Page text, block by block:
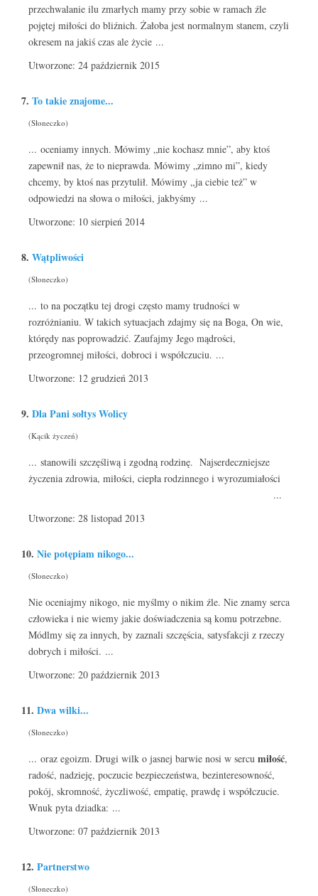
przechwalanie ilu zmarłych mamy przy sobie w ramach źle
pojętej miłości do bliźnich. Żałoba jest normalnym stanem, czyli
okresem na jakiś czas ale życie ...
Utworzone: 24 październik 2015
7. To takie znajome...
(Słoneczko)
... oceniamy innych. Mówimy „nie kochasz mnie”, aby ktoś
zapewnił nas, że to nieprawda. Mówimy „zimno mi”, kiedy
chcemy, by ktoś nas przytulił. Mówimy „ja ciebie też” w
odpowiedzi na słowa o miłości, jakbyśmy ...
Utworzone: 10 sierpień 2014
8. Wątpliwości
(Słoneczko)
... to na początku tej drogi często mamy trudności w
rozróżnianiu. W takich sytuacjach zdajmy się na Boga, On wie,
którędy nas poprowadzić. Zaufajmy Jego mądrości,
przeogromnej miłości, dobroci i współczuciu. ...
Utworzone: 12 grudzień 2013
9. Dla Pani sołtys Wolicy
(Kącik życzeń)
... stanowili szczęśliwą i zgodną rodzinę. Najserdeczniejsze
życzenia zdrowia, miłości, ciepła rodzinnego i wyrozumiałości
...
Utworzone: 28 listopad 2013
10. Nie potępiam nikogo...
(Słoneczko)
Nie oceniajmy nikogo, nie myślmy o nikim źle. Nie znamy serca
człowieka i nie wiemy jakie doświadczenia są komu potrzebne.
Módlmy się za innych, by zaznali szczęścia, satysfakcji z rzeczy
dobrych i miłości. ...
Utworzone: 20 październik 2013
11. Dwa wilki...
(Słoneczko)
... oraz egoizm. Drugi wilk o jasnej barwie nosi w sercu miłość,
radość, nadzieję, poczucie bezpieczeństwa, bezinteresowność,
pokój, skromność, życzliwość, empatię, prawdę i współczucie.
Wnuk pyta dziadka: ...
Utworzone: 07 październik 2013
12. Partnerstwo
(Słoneczko)